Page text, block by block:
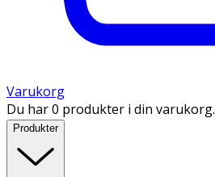
Varukorg
Du har 0 produkter i din varukorg.
Produkter